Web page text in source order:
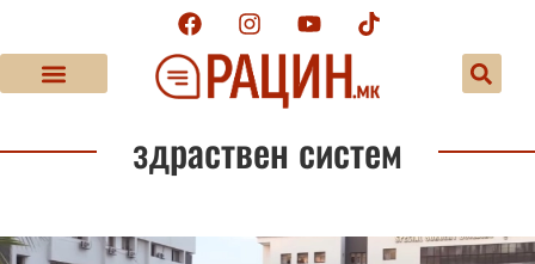
здраствен систем